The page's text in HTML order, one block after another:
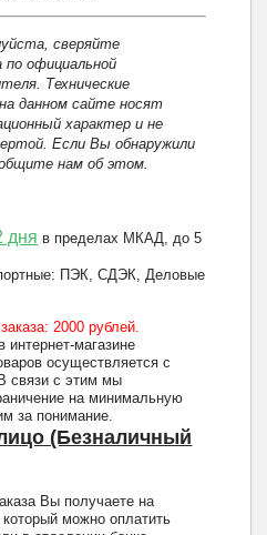
сверяйте
по официальной
Технические
данном сайте носят
характер и не
Если Вы обнаружили
нам об этом.
дня в пределах МКАД, до 5
ПЭК, СДЭК, Деловые
2000 рублей.
магазине
осуществляется с
связи с этим мы
на минимальную
за понимание.
(Безналичный
Вы получаете на
можно оплатить